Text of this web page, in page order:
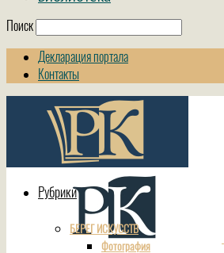
Поиск
Декларация портала
Контакты
Рубрики
БЕРЕГ ИСКУССТВ
Фотография